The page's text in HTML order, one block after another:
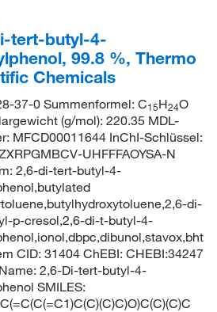
tert-butyl-4-
99.8 %, Thermo
Chemicals
37-0 Summenformel: C15H24O
(g/mol): 220.35 MDL-
MFCD00011644 InChI-Schlüssel:
UHFFFAOYSA-N
2,6-di-tert-butyl-4-
di-
p-cresol,2,6-di-t-butyl-4-
CID: 31404 ChEBI: CHEBI:34247
2,6-Di-tert-butyl-4-
SMILES: